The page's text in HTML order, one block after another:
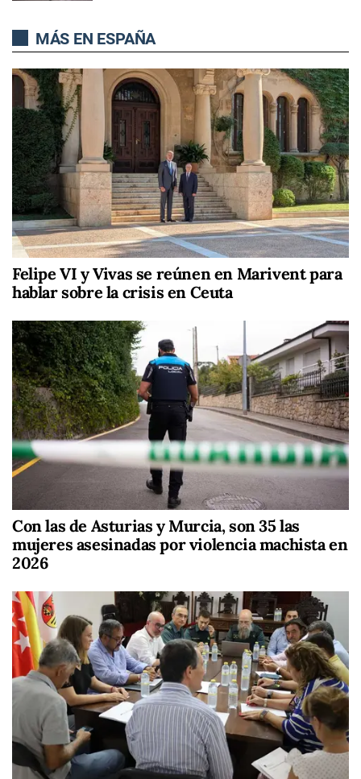
MÁS EN ESPAÑA
Felipe VI y Vivas se reúnen en Marivent para
hablar sobre la crisis en Ceuta
Con las de Asturias y Murcia, son 35 las
mujeres asesinadas por violencia machista en
2026